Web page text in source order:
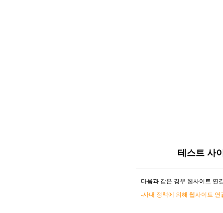
테스트 사
다음과 같은 경우 웹사이트 연
-사내 정책에 의해 웹사이트